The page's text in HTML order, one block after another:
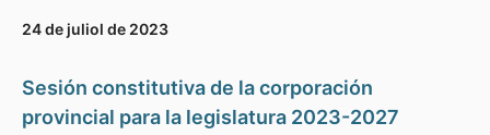
24 de juliol de 2023
Sesión constitutiva de la corporación
provincial para la legislatura 2023-2027